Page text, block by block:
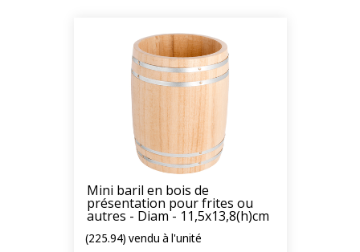
Mini baril en bois de
présentation pour frites ou
autres - Diam - 11,5x13,8(h)cm
(225.94) vendu à l'unité